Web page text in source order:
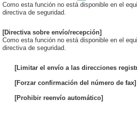
Como esta función no está disponible en el
directiva de seguridad.
[Directiva sobre envío/recepción]
Como esta función no está disponible en el
directiva de seguridad.
[Limitar el envío a las direcciones
[Forzar confirmación del número de fax]
[Prohibir reenvío automático]